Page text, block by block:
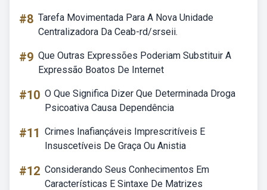
#8 Tarefa Movimentada Para A Nova Unidade
Centralizadora Da Ceab-rd/srseii.
#9 Que Outras Expressões Poderiam Substituir A
Expressão Boatos De Internet
#10 O Que Significa Dizer Que Determinada Droga
Psicoativa Causa Dependência
#11 Crimes Inafiançáveis Imprescritíveis E
Insuscetíveis De Graça Ou Anistia
#12 Considerando Seus Conhecimentos Em
Características E Sintaxe De Matrizes